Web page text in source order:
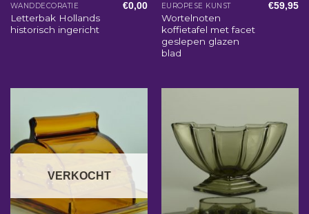
WANDDECORATIE
Letterbak Hollands
historisch ingericht
€0,00 EUROPESE KUNST
Wortelnoten
koffietafel met facet
geslepen glazen
blad
€59,95
VERKOCHT